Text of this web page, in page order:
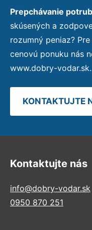
Prepchávanie
skúsených a
rozumný peniaz?
cenovú ponuku nás
www.dobry-vodar.sk.
KONTAKTUJTE
Kontaktujte nás
info@dobry-vodar.sk
0950 870 251